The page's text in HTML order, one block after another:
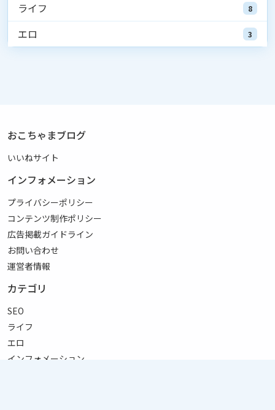
ライフ 8
エロ 3
おこちゃまブログ
いいねサイト
インフォメーション
プライバシーポリシー
コンテンツ制作ポリシー
広告掲載ガイドライン
お問い合わせ
運営者情報
カテゴリ
SEO
ライフ
エロ
インフォメーション